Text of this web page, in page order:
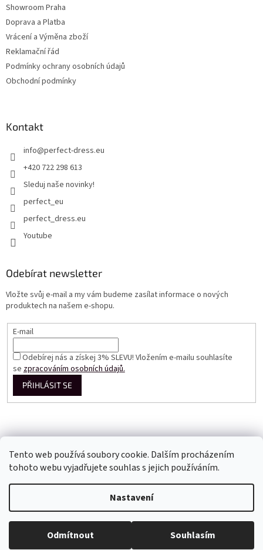
Tento web používá soubory cookie. Dalším procházením
tohoto webu vyjadřujete souhlas s jejich používáním.
Nastavení
Odmítnout Souhlasím
Showroom Praha
Doprava a Platba
Vrácení a Výměna zboží
Reklamační řád
Podmínky ochrany osobních údajů
Obchodní podmínky
Kontakt
info@perfect-dress.eu
+420 722 298 613
Sleduj naše novinky!
perfect_eu
perfect_dress.eu
Youtube
Odebírat newsletter
Vložte svůj e-mail a my vám budeme zasílat informace o nových
produktech na našem e-shopu.
E-mail
Odebírej nás a získej 3% SLEVU! Vložením e-mailu souhlasíte
sezpracováním osobních údajů.
PŘIHLÁSIT SE
Copyright 2026Perfect Dress EU. Všechna práva vyhrazena.
Upravit nastavení cookies